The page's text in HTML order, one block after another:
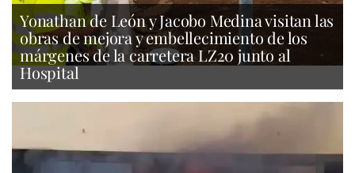
Yonathan de León y Jacobo Medina visitan las
obras de mejora y embellecimiento de los
márgenes de la carretera LZ20 junto al
Hospital